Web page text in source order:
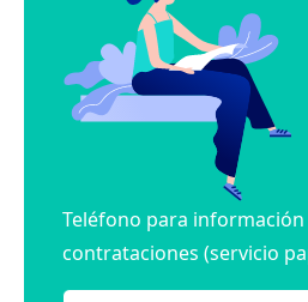
Teléfono para información
contrataciones (servicio